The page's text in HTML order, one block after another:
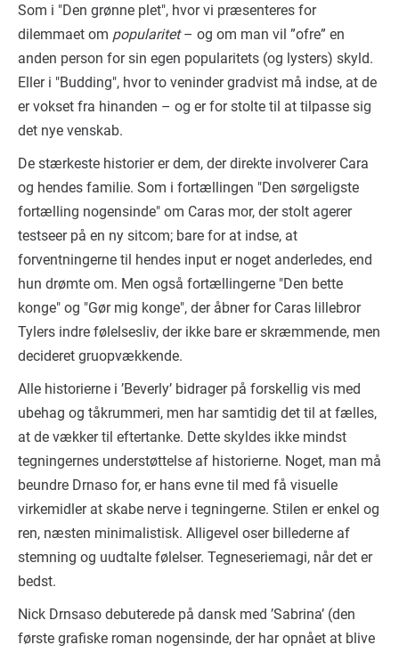
Som i "Den grønne plet", hvor vi præsenteres for
dilemmaet om popularitet– og om man vil ”ofre” en
anden person for sin egen popularitets (og lysters) skyld.
Eller i "Budding", hvor to veninder gradvist må indse, at de
er vokset fra hinanden – og er for stolte til at tilpasse sig
det nye venskab.
De stærkeste historier er dem, der direkte involverer Cara
og hendes familie. Som i fortællingen "Den sørgeligste
fortælling nogensinde" om Caras mor, der stolt agerer
testseer på en ny sitcom; bare for at indse, at
forventningerne til hendes input er noget anderledes, end
hun drømte om. Men også fortællingerne "Den bette
konge" og "Gør mig konge", der åbner for Caras lillebror
Tylers indre følelsesliv, der ikke bare er skræmmende, men
decideret gruopvækkende.
Alle historierne i ’Beverly’ bidrager på forskellig vis med
ubehag og tåkrummeri, men har samtidig det til at fælles,
at de vækker til eftertanke. Dette skyldes ikke mindst
tegningernes understøttelse af historierne. Noget, man må
beundre Drnaso for, er hans evne til med få visuelle
virkemidler at skabe nerve i tegningerne. Stilen er enkel og
ren, næsten minimalistisk. Alligevel oser billederne af
stemning og uudtalte følelser. Tegneseriemagi, når det er
bedst.
Nick Drnsaso debuterede på dansk med ’Sabrina’ (den
første grafiske roman nogensinde, der har opnået at blive